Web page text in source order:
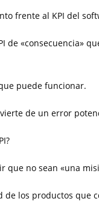
frente al KPI del
de «consecuencia»
puede funcionar.
de un error
que no sean «una
de los productos